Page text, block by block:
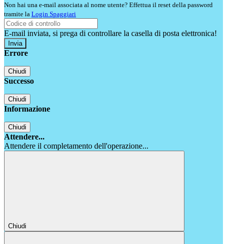
Non hai una e-mail associata al nome utente? Effettua il reset della password
tramite la Login Spaggiari
E-mail inviata, si prega di controllare la casella di posta elettronica!
Errore
Chiudi
Successo
Chiudi
Informazione
Chiudi
Attendere...
Attendere il completamento dell'operazione...
Chiudi